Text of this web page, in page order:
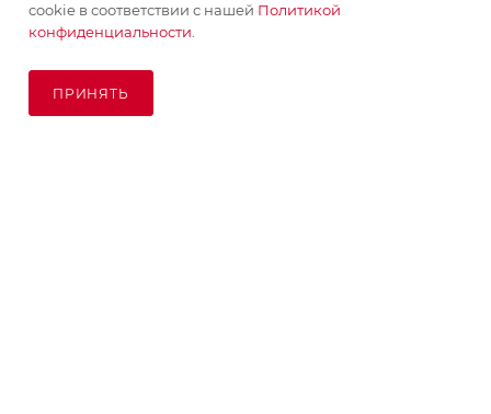
ПОДПИСАТЬСЯ НА РАССЫЛКУ
cookie в соответствии с нашей Политикой
конфиденциальности.
ПРИНЯТЬ